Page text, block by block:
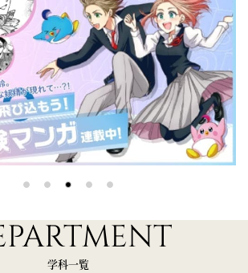
学科一覧